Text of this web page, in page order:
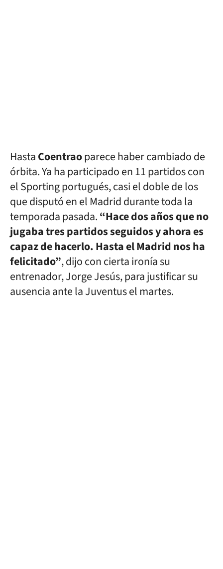
HastaCoentraoparece haber cambiado de
órbita. Ya ha participado en 11 partidos con
el Sporting portugués, casi el doble de los
que disputó en el Madrid durante toda la
temporada pasada.“Hace dos años que no
jugaba tres partidos seguidos y ahora es
capaz de hacerlo. Hasta el Madrid nos ha
felicitado”, dijo con cierta ironía su
entrenador, Jorge Jesús, para justificar su
ausencia ante la Juventus el martes.